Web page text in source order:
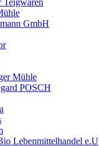
Teigwaren
GmbH
Mühle
POSCH
Lebenmittelhandel e.U